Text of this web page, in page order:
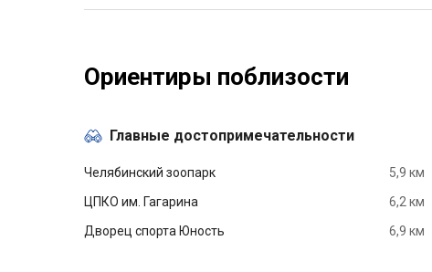
Ориентиры поблизости
Главные достопримечательности
Челябинский зоопарк
5,9 км
ЦПКО им. Гагарина
6,2 км
Дворец спорта Юность
6,9 км